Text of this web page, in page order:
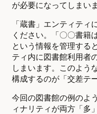
が必要になってしまい
「蔵書」エンティティ
ください。「〇〇書籍
という情報を管理する
ティ内に図書館利用者
しまいます。このよう
構成するのが「交差テ
今回の図書館の例のよ
ィナリティが両方「多